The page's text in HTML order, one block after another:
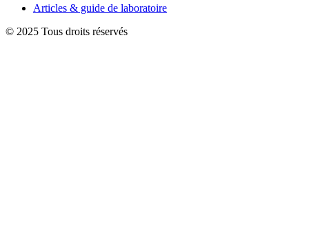
Articles & guide de laboratoire
© 2025 Tous droits réservés